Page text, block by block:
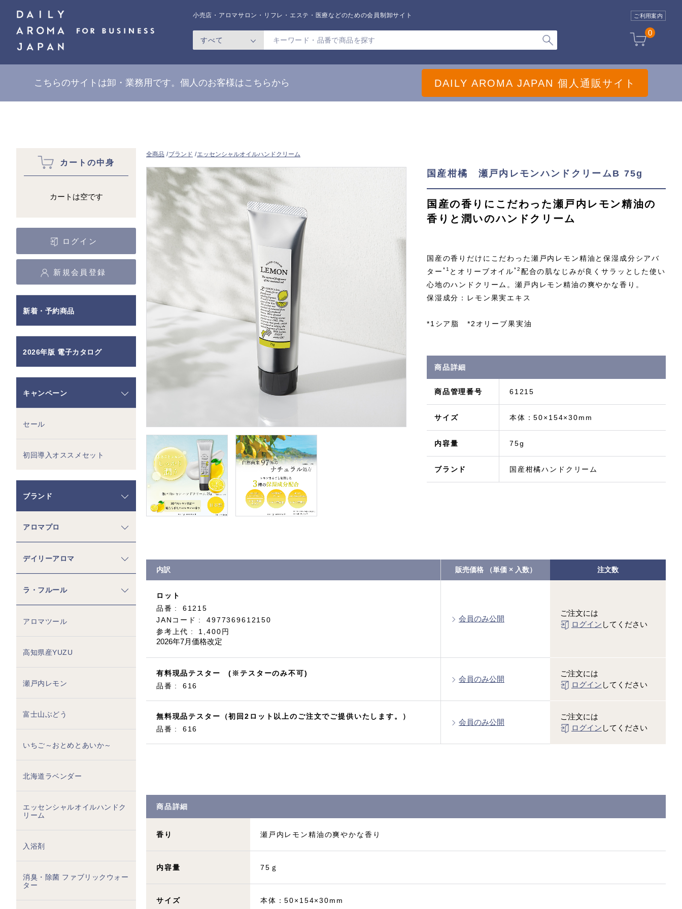
小売店・アロマサロン・リフレ・エステ・医療などのための会員制卸サイト
すべて
ご利用案内
こちらのサイトは卸・業務用です。個人のお客様はこちらから DAILY AROMA JAPAN 個人通販サイト
0
全商品 ブランド エッセンシャルオイルハンドクリーム
国産柑橘 瀬戸内レモンハンドクリームB 75g
国産の香りにこだわった瀬戸内レモン精油の
香りと潤いのハンドクリーム
国産の香りだけにこだわった瀬戸内レモン精油と保湿成分シアバ
ター *1 とオリーブオイル*2 配合の肌なじみが良くサラッとした使い
心地のハンドクリーム。瀬戸内レモン精油の爽やかな香り。
保湿成分：レモン果実エキス
*1シア脂 *2オリーブ果実油
商品詳細
商品管理番号 61215
サイズ 本体：50×154×30mm
内容量 75g
ブランド 国産柑橘ハンドクリーム
内訳 販売価格 （単価 × 入数） 注文数
ロット
品番
61215
JANコード
4977369612150
参考上代
1,400円
2026年7月価格改定
会員のみ公開
ご注文には
ログイン してください
有料現品テスター (※テスターのみ不可)
品番
616
会員のみ公開
ご注文には
ログイン してください
無料現品テスター（初回2ロット以上のご注文でご提供いたします。）
品番
616
会員のみ公開
ご注文には
ログイン してください
商品詳細
香り 瀬戸内レモン精油の爽やかな香り
内容量 75ｇ
サイズ 本体：50×154×30mm
カートの中身
カートは空です
ログイン
新規会員登録
新着・予約商品
2026年版 電子カタログ
キャンペーン
セール
初回導入オススメセット
ブランド
アロマプロ
デイリーアロマ
ラ・フルール
アロマツール
高知県産YUZU
瀬戸内レモン
富士山ぶどう
いちご～おとめとあいか～
北海道ラベンダー
エッセンシャルオイルハンドク
リーム
入浴剤
消臭・除菌 ファブリックウォー
ター